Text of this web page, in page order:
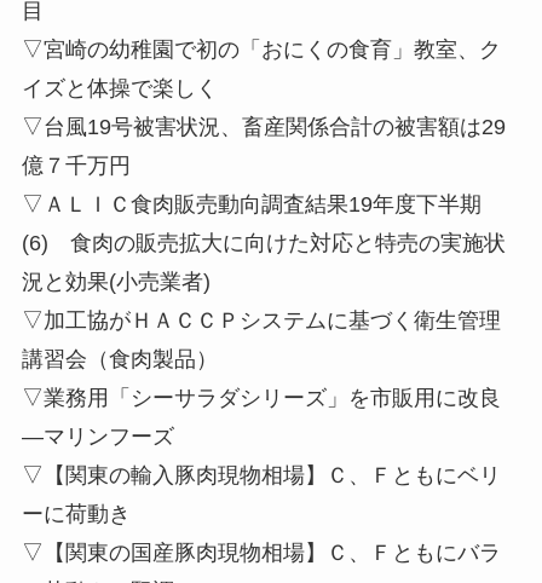
目
▽宮崎の幼稚園で初の「おにくの食育」教室、ク
イズと体操で楽しく
▽台風19号被害状況、畜産関係合計の被害額は29
億７千万円
▽ＡＬＩＣ⾷⾁販売動向調査結果19年度下半期
(6) 食肉の販売拡大に向けた対応と特売の実施状
況と効果(小売業者)
▽加工協がＨＡＣＣＰシステムに基づく衛生管理
講習会（食肉製品）
▽業務用「シーサラダシリーズ」を市販用に改良
—マリンフーズ
▽【関東の輸入豚肉現物相場】Ｃ、Ｆともにベリ
ーに荷動き
▽【関東の国産豚肉現物相場】Ｃ、Ｆともにバラ